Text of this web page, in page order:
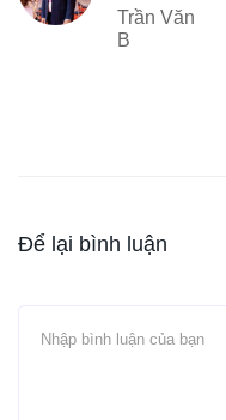
Trần Văn
B
Để lại bình luận